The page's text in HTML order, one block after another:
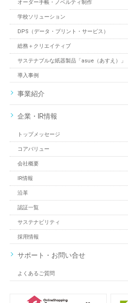
オーダー手帳・ノベルティ制作
学校ソリューション
DPS（データ・プリント・サービス）
総務＋クリエイティブ
サステナブルな紙器製品「asue（あすえ）」
導入事例
事業紹介
企業・IR情報
トップメッセージ
コアバリュー
会社概要
IR情報
沿革
認証一覧
サステナビリティ
採用情報
サポート・お問い合せ
よくあるご質問